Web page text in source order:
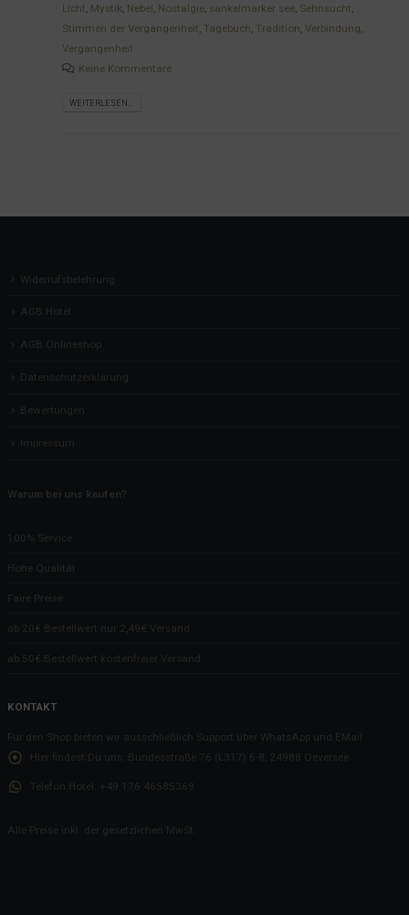
Licht, Mystik, Nebel, Nostalgie, sankelmarker see, Sehnsucht,
Stimmen der Vergangenheit, Tagebuch, Tradition, Verbindung,
Vergangenheit
Keine Kommentare
WEITERLESEN...
Widerrufsbelehrung
AGB Hotel
AGB Onlineshop
Datenschutzerklärung
Bewertungen
Impressum
Warum bei uns kaufen?
100% Service
Hohe Qualität
Faire Preise
ab 20€ Bestellwert nur 2,49€ Versand
ab 50€ Bestellwert kostenfreier Versand
KONTAKT
Für den Shop bieten wir ausschließlich Support über WhatsApp und EMail
Hier findest Du uns:
Bundesstraße 76 (L317) 6-8, 24988 Oeversee
Telefon Hotel: +49 176 46585369
Alle Preise inkl. der gesetzlichen MwSt.